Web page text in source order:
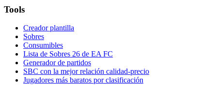
Tools
Creador plantilla
Sobres
Consumibles
Lista de Sobres 26 de EA FC
Generador de partidos
SBC con la mejor relación calidad-precio
Jugadores más baratos por clasificación